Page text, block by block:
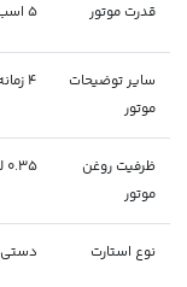
قدرت موتور 5 اسب بخار
سایر توضیحات
موتور
4 زمانه - هوا خنک
ظرفیت روغن
موتور
0.35 لیتر
نوع استارت دستی